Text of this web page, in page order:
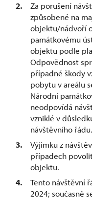
Za porušení
způsobené na
objektu/nádvoří
památkovému
objektu podle
Odpovědnost
případné škody
pobytu v areálu
Národní
neodpovídá
vzniklé v
návštěvního řádu.
Výjimku z
případech
objektu.
Tento návštěvní
2024; současně